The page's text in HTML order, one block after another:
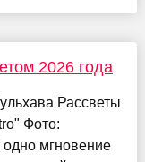
2026 года
Рассветы
Фото:
мгновение